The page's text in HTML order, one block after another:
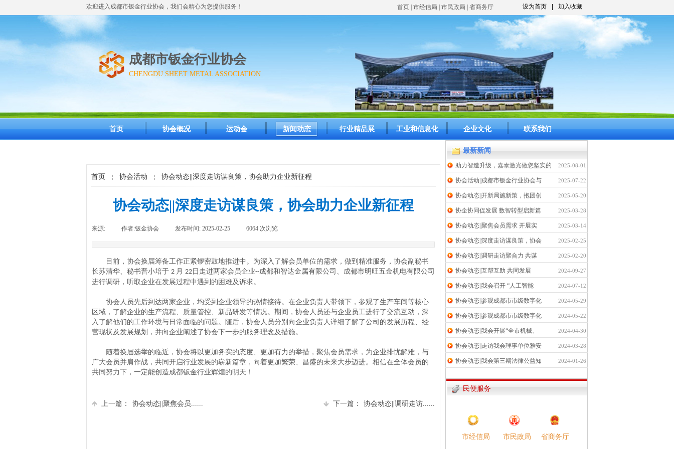
设为首页 加入收藏
欢迎进入成都市钣金行业协会，我们会精心为您提供服务！ 首页 | 市经信局 | 市民政局 | 省商务厅
CHENGDU SHEET METAL ASSOCIATION
成都市钣金行业协会
首页 协会概况 运动会 新闻动态 行业精品展 工业和信息化 企业文化 联系我们
最新新闻
助力智造升级，嘉泰激光做您坚实的 2025-08-01
协会活动||成都市钣金行业协会与 2025-07-22
协会动态||开新局施新策，抱团创 2025-05-20
协企协同促发展 数智转型启新篇 2025-03-28
协会动态||聚焦会员需求 开展实 2025-03-14
协会动态||深度走访谋良策，协会 2025-02-25
协会动态||调研走访聚合力 共谋 2025-02-20
协会动态||互帮互助 共同发展 2024-09-27
协会动态||我会召开 “人工智能 2024-07-12
协会动态||参观成都市市级数字化 2024-05-29
协会动态||参观成都市市级数字化 2024-05-22
协会动态||我会开展“全市机械、 2024-04-30
协会动态||走访我会理事单位雅安 2024-03-28
协会动态||我会第三期法律公益知 2024-01-26
首页 ￤ 协会活动 ￤ 协会动态||深度走访谋良策，协会助力企业新征程
协会动态||深度走访谋良策，协会助力企业新征程
来源: 作者:钣金协会 发布时间: 2025-02-25 6064 次浏览
目前，协会换届筹备工作正紧锣密鼓地推进中。为深入了解会员单位的需求，做到精准服务，协会副秘书
长苏清华、秘书晋小培于 2 月 22 日走进两家会员企业--成都和智达金属有限公司、成都市明旺五金机电有限公司
进行调研，听取企业在发展过程中遇到的困难及诉求。
协会人员先后到达两家企业，均受到企业领导的热情接待。在企业负责人带领下，参观了生产车间等核心
区域，了解企业的生产流程、质量管控、新品研发等情况。期间，协会人员还与企业员工进行了交流互动，深
入了解他们的工作环境与日常面临的问题。随后，协会人员分别向企业负责人详细了解了公司的发展历程、经
营现状及发展规划，并向企业阐述了协会下一步的服务理念及措施。
随着换届选举的临近，协会将以更加务实的态度、更加有力的举措，聚焦会员需求，为企业排忧解难，与
广大会员并肩作战，共同开启行业发展的崭新篇章，向着更加繁荣、昌盛的未来大步迈进。相信在全体会员的
共同努力下，一定能创造成都钣金行业辉煌的明天！
上一篇： 协会动态||聚焦会员...... 下一篇： 协会动态||调研走访......
民便服务
省商务厅
市经信局​ 市民政局​